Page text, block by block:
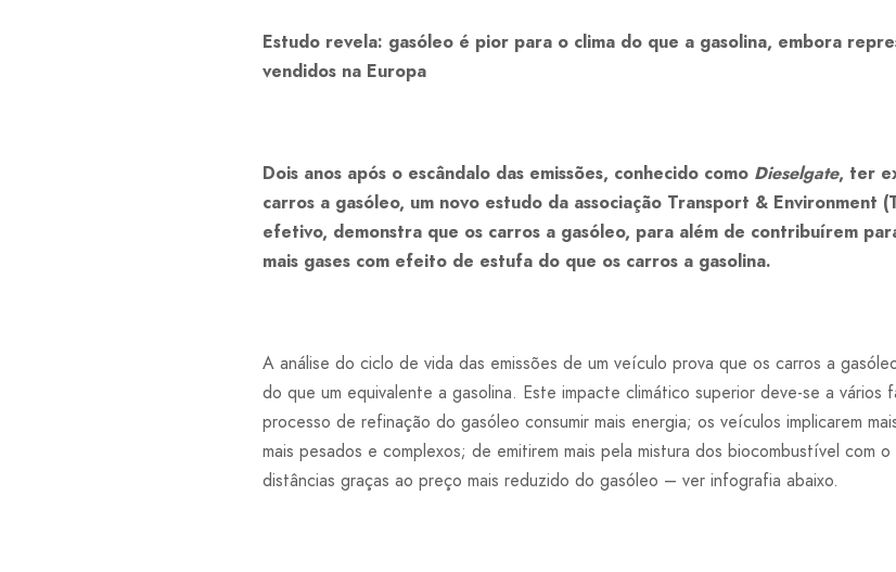
Estudo revela: gasóleo é pior para o clima do que a gasolina, embora
vendidos na Europa
Dois anos após o escândalo das emissões, conhecido como Dieselgate, ter
carros a gasóleo, um novo estudo da associação Transport & Environment
efetivo, demonstra que os carros a gasóleo, para além de contribuírem
mais gases com efeito de estufa do que os carros a gasolina.
A análise do ciclo de vida das emissões de um veículo prova que os carros a
do que um equivalente a gasolina. Este impacte climático superior deve-se a
processo de refinação do gasóleo consumir mais energia; os veículos implicarem
mais pesados e complexos; de emitirem mais pela mistura dos biocombustível com
distâncias graças ao preço mais reduzido do gasóleo – ver infografia abaixo.